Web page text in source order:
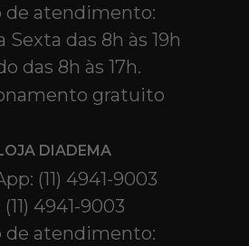
de atendimento:
Sexta das 8h às 19h
das 8h às 17h.
gratuito
DIADEMA
(11) 4941-9003
(11) 4941-9003
de atendimento: